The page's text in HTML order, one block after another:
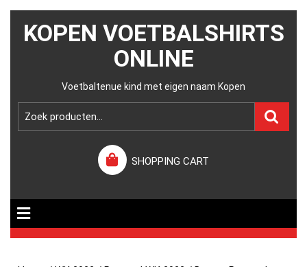
KOPEN VOETBALSHIRTS
ONLINE
Voetbaltenue kind met eigen naam Kopen
SHOPPING CART